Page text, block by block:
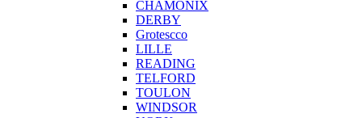
CHAMONIX
DERBY
Grotescco
LILLE
READING
TELFORD
TOULON
WINDSOR